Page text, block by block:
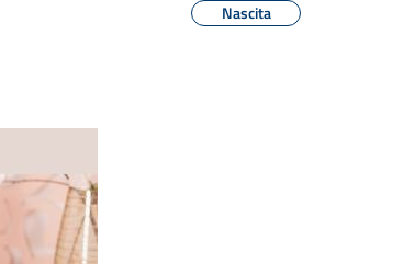
Nascita